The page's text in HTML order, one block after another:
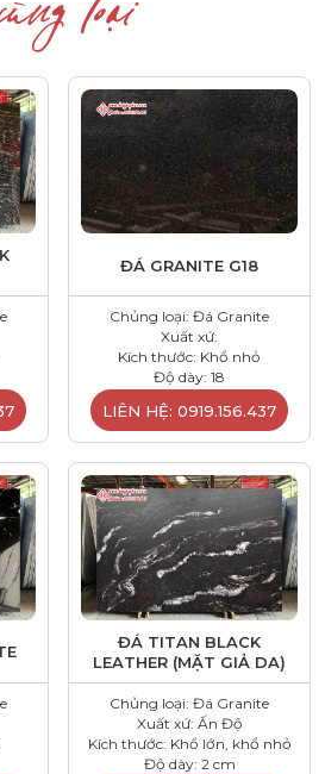
loại
ĐÁ GRANITE G18
Chủng loại: Đá Granite
Xuất xứ:
Kích thước: Khổ nhỏ
Độ dày: 18
LIÊN HỆ: 0919.156.437
ĐÁ TITAN BLACK
LEATHER (MẶT GIẢ DA)
Chủng loại: Đá Granite
Xuất xứ: Ấn Độ
Kích thước: Khổ lớn, khổ nhỏ
Độ dày: 2 cm